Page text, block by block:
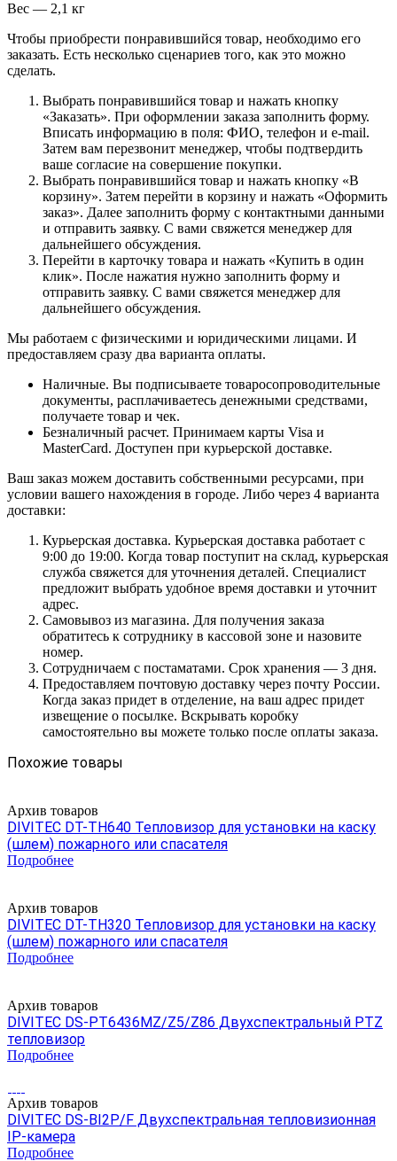
Вес — 2,1 кг
Чтобы приобрести понравившийся товар, необходимо его
заказать. Есть несколько сценариев того, как это можно
сделать.
Выбрать понравившийся товар и нажать кнопку
«Заказать». При оформлении заказа заполнить форму.
Вписать информацию в поля: ФИО, телефон и e-mail.
Затем вам перезвонит менеджер, чтобы подтвердить
ваше согласие на совершение покупки.
Выбрать понравившийся товар и нажать кнопку «В
корзину». Затем перейти в корзину и нажать «Оформить
заказ». Далее заполнить форму с контактными данными
и отправить заявку. С вами свяжется менеджер для
дальнейшего обсуждения.
Перейти в карточку товара и нажать «Купить в один
клик». После нажатия нужно заполнить форму и
отправить заявку. С вами свяжется менеджер для
дальнейшего обсуждения.
Мы работаем с физическими и юридическими лицами. И
предоставляем сразу два варианта оплаты.
Наличные. Вы подписываете товаросопроводительные
документы, расплачиваетесь денежными средствами,
получаете товар и чек.
Безналичный расчет. Принимаем карты Visa и
MasterCard. Доступен при курьерской доставке.
Ваш заказ можем доставить собственными ресурсами, при
условии вашего нахождения в городе. Либо через 4 варианта
доставки:
Курьерская доставка. Курьерская доставка работает с
9:00 до 19:00. Когда товар поступит на склад, курьерская
служба свяжется для уточнения деталей. Специалист
предложит выбрать удобное время доставки и уточнит
адрес.
Самовывоз из магазина. Для получения заказа
обратитесь к сотруднику в кассовой зоне и назовите
номер.
Сотрудничаем с постаматами. Срок хранения — 3 дня.
Предоставляем почтовую доставку через почту России.
Когда заказ придет в отделение, на ваш адрес придет
извещение о посылке. Вскрывать коробку
самостоятельно вы можете только после оплаты заказа.
Похожие товары
Архив товаров
DIVITEC DT-TH640 Тепловизор для установки на каску
(шлем) пожарного или спасателя
Подробнее
Архив товаров
DIVITEC DT-TH320 Тепловизор для установки на каску
(шлем) пожарного или спасателя
Подробнее
Архив товаров
DIVITEC DS-PT6436MZ/Z5/Z86 Двухспектральный PTZ
тепловизор
Подробнее
Архив товаров
DIVITEC DS-BI2P/F Двухспектральная тепловизионная
IP-камера
Подробнее